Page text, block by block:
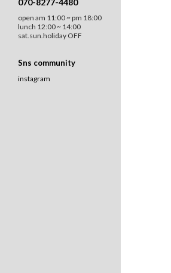
070-8277-4480
open am 11:00 ~ pm 18:00
lunch 12:00 ~ 14:00
sat.sun.holiday OFF
Sns community
instagram